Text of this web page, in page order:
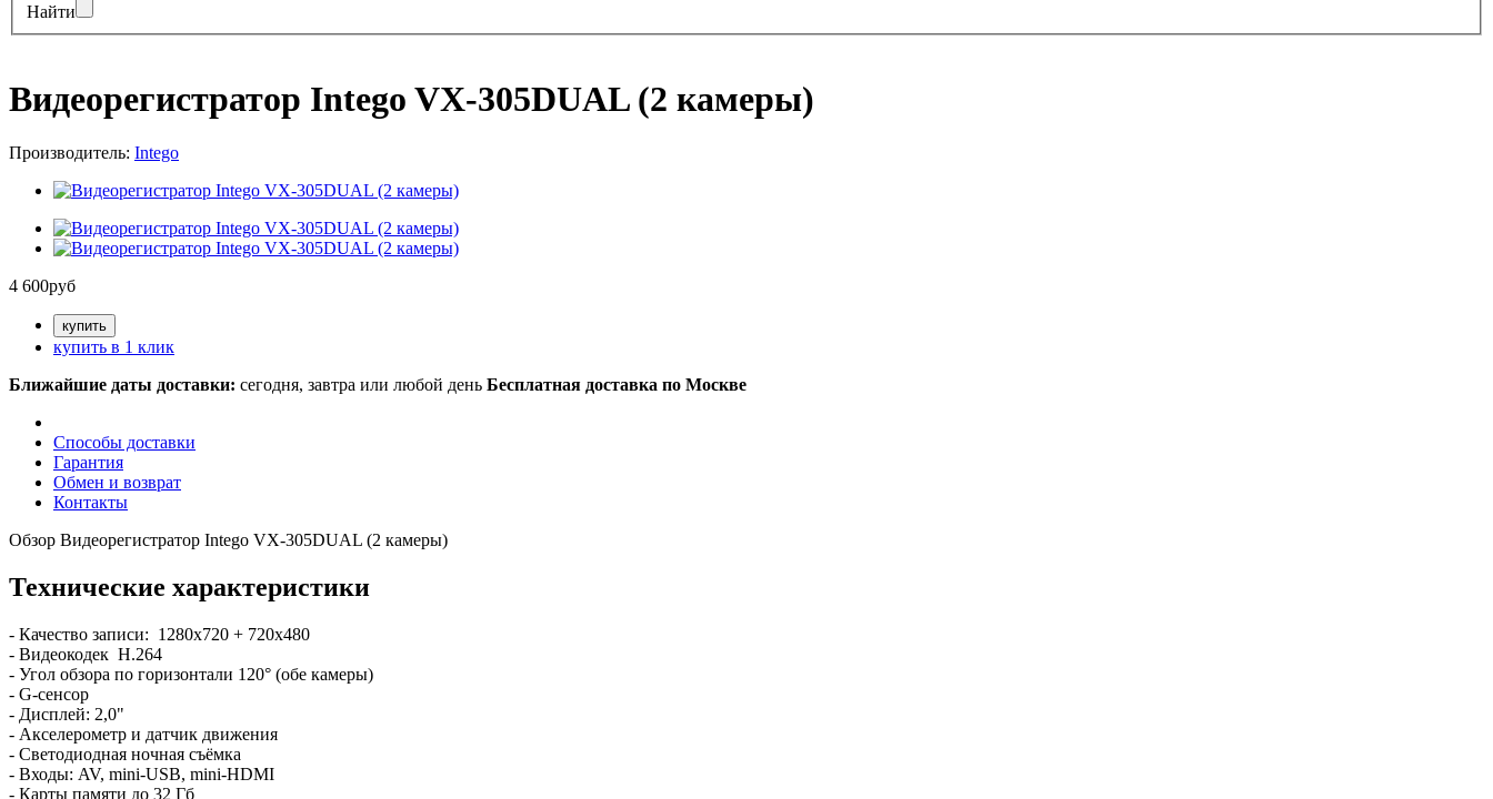
Найти
Видеорегистратор Intego VX-305DUAL (2 камеры)
Производитель: Intego
4 600руб
купить в 1 клик
Ближайшие даты доставки: сегодня, завтра или любой день Бесплатная доставка по Москве
Способы доставки
Гарантия
Обмен и возврат
Контакты
Обзор Видеорегистратор Intego VX-305DUAL (2 камеры)
Технические характеристики
- Качество записи: 1280х720 + 720х480
- Видеокодек H.264
- Угол обзора по горизонтали 120° (обе камеры)
- G-сенсор
- Дисплей: 2,0"
- Акселерометр и датчик движения
- Светодиодная ночная съёмка
- Входы: AV, mini-USB, mini-HDMI
- Карты памяти до 32 Гб